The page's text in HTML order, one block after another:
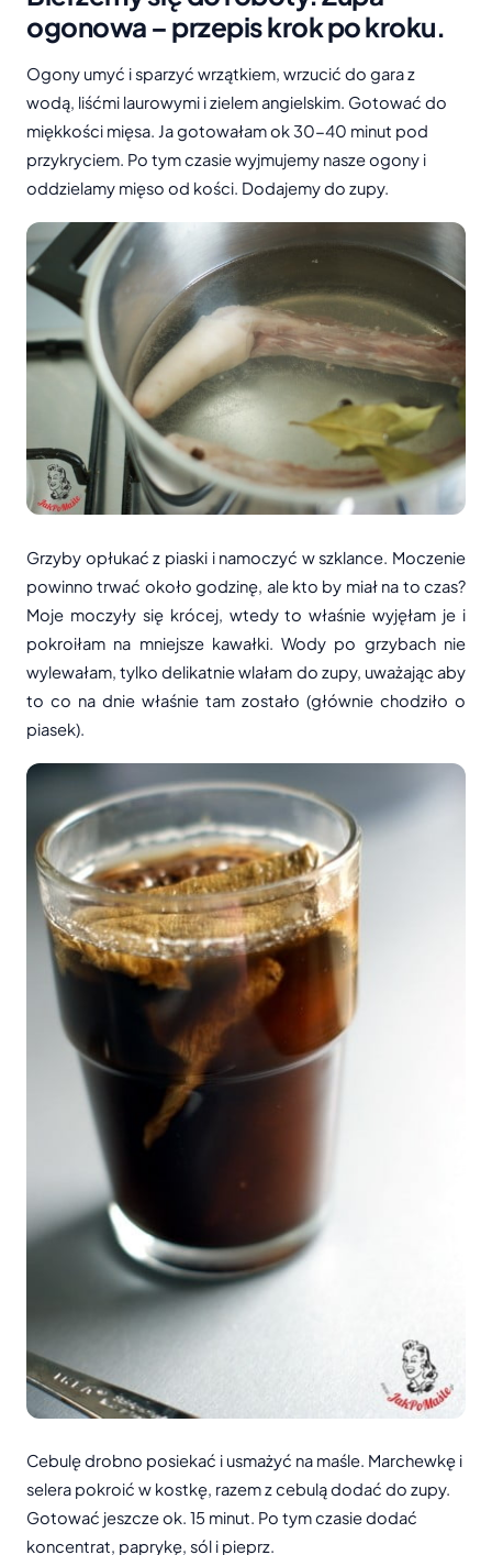
ogonowa – przepis krok po kroku.
Ogony umyć i sparzyć wrzątkiem, wrzucić do gara z
wodą, liśćmi laurowymi i zielem angielskim. Gotować do
miękkości mięsa. Ja gotowałam ok 30-40 minut pod
przykryciem. Po tym czasie wyjmujemy nasze ogony i
oddzielamy mięso od kości. Dodajemy do zupy.
Grzyby opłukać z piaski i namoczyć w szklance. Moczenie
powinno trwać około godzinę, ale kto by miał na to czas?
Moje moczyły się krócej, wtedy to właśnie wyjęłam je i
pokroiłam na mniejsze kawałki. Wody po grzybach nie
wylewałam, tylko delikatnie wlałam do zupy, uważając aby
to co na dnie właśnie tam zostało (głównie chodziło o
piasek).
Cebulę drobno posiekać i usmażyć na maśle. Marchewkę i
selera pokroić w kostkę, razem z cebulą dodać do zupy.
Gotować jeszcze ok. 15 minut. Po tym czasie dodać
koncentrat, paprykę, sól i pieprz.